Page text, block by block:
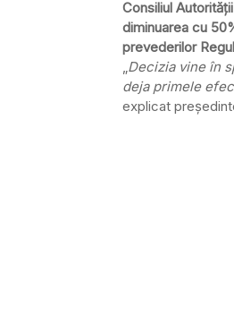
Consiliul
diminuarea cu
prevederilor
„Decizia vine în
deja primele
explicat